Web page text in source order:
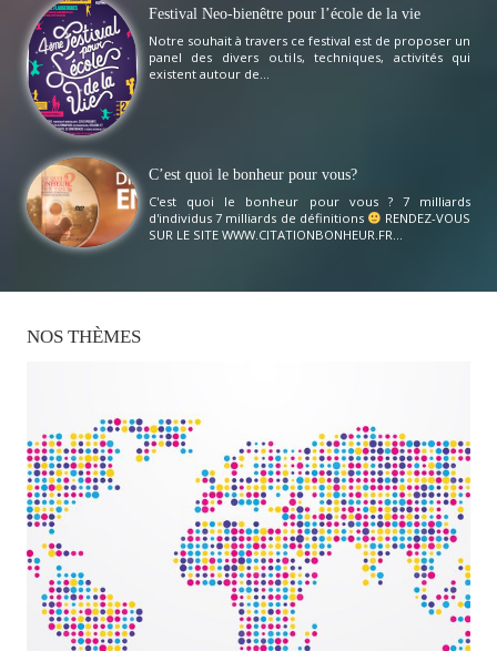
Festival Neo-bienêtre pour l’école de la vie
Notre souhait à travers ce festival est de proposer un
panel des divers outils, techniques, activités qui
existent autour de...
C’est quoi le bonheur pour vous?
C'est quoi le bonheur pour vous ? 7 milliards
d'individus 7 milliards de définitions
RENDEZ-VOUS
SUR LE SITE WWW.CITATIONBONHEUR.FR...
NOS THÈMES